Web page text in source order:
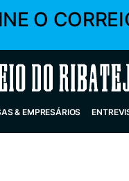
O
do Ribatejo
& EMPRESÁRIOS